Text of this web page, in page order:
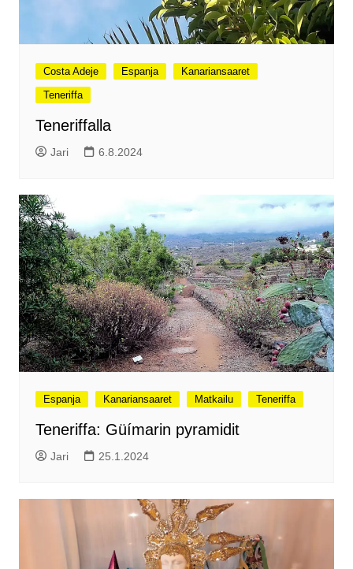
Costa Adeje Espanja
Kanariansaaret
Teneriffa
Teneriffalla
Jari 6.8.2024
Espanja Kanariansaaret Matkailu Teneriffa
Teneriffa: Güímarin pyramidit
Jari 25.1.2024